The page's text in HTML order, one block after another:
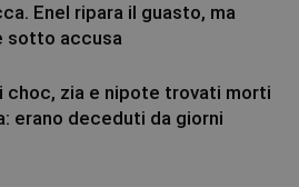
Enel ripara il guasto, ma
sotto accusa
choc, zia e nipote trovati morti
erano deceduti da giorni